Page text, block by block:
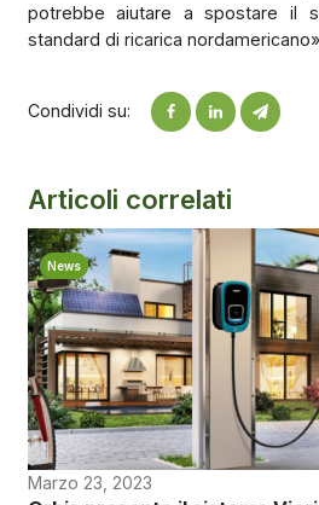
potrebbe aiutare a spostare il
standard di ricarica
Condividi su:
Articoli correlati
News
Marzo 23, 2023